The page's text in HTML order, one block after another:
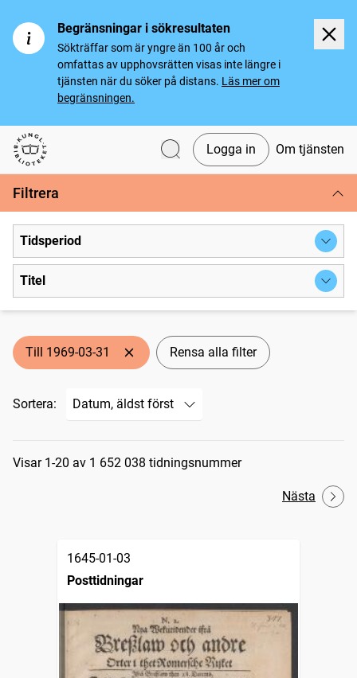
Begränsningar i sökresultaten
Sökträffar som är yngre än 100 år och
omfattas av upphovsrätten visas inte längre i
tjänsten när du söker på distans. Läs mer om
begränsningen.
Svenska tidningar
Logga in Om tjänsten
Filtrera
Tidsperiod
Titel
Till 1969-03-31 Rensa alla filter
Sortera:
Sökresultat
Visar 1-20 av 1 652 038 tidningsnummer
Nästa
1645-01-03
Posttidningar